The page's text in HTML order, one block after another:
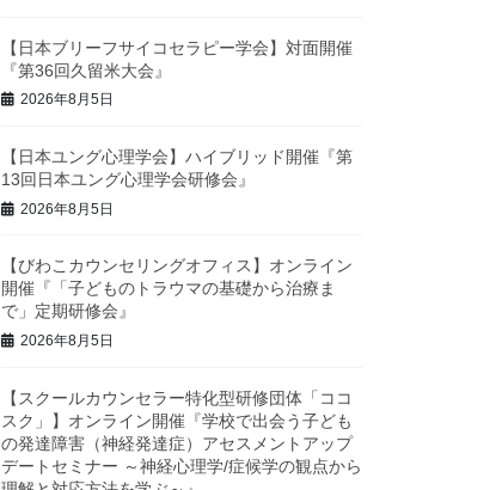
【日本ブリーフサイコセラピー学会】対面開催
『第36回久留米大会』
2026年8月5日
【日本ユング心理学会】ハイブリッド開催『第
13回日本ユング心理学会研修会』
2026年8月5日
【びわこカウンセリングオフィス】オンライン
開催『「子どものトラウマの基礎から治療ま
で」定期研修会』
2026年8月5日
【スクールカウンセラー特化型研修団体「ココ
スク」】オンライン開催『学校で出会う子ども
の発達障害（神経発達症）アセスメントアップ
デートセミナー ～神経心理学/症候学の観点から